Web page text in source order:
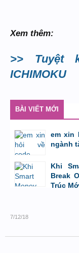
Xem thêm:
>> Tuyệt
ICHIMOKU
BÀI VIẾT MỚI
em xin
ngành
bởi GiaBao09052000 ,8/7/
Khi
Break
Trúc
7/12/18